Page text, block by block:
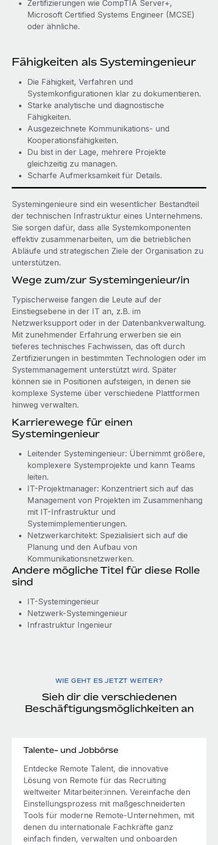
Zertifizierungen wie CompTIA Server+,
Microsoft Certified Systems Engineer (MCSE)
oder ähnliche.
Fähigkeiten als Systemingenieur
Die Fähigkeit, Verfahren und
Systemkonfigurationen klar zu dokumentieren.
Starke analytische und diagnostische
Fähigkeiten.
Ausgezeichnete Kommunikations- und
Kooperationsfähigkeiten.
Du bist in der Lage, mehrere Projekte
gleichzeitig zu managen.
Scharfe Aufmerksamkeit für Details.
Systemingenieure sind ein wesentlicher Bestandteil
der technischen Infrastruktur eines Unternehmens.
Sie sorgen dafür, dass alle Systemkomponenten
effektiv zusammenarbeiten, um die betrieblichen
Abläufe und strategischen Ziele der Organisation zu
unterstützen.
Wege zum/zur Systemingenieur/in
Typischerweise fangen die Leute auf der
Einstiegsebene in der IT an, z.B. im
Netzwerksupport oder in der Datenbankverwaltung.
Mit zunehmender Erfahrung erwerben sie ein
tieferes technisches Fachwissen, das oft durch
Zertifizierungen in bestimmten Technologien oder im
Systemmanagement unterstützt wird. Später
können sie in Positionen aufsteigen, in denen sie
komplexe Systeme über verschiedene Plattformen
hinweg verwalten.
Karrierewege für einen
Systemingenieur
Leitender Systemingenieur: Übernimmt größere,
komplexere Systemprojekte und kann Teams
leiten.
IT-Projektmanager: Konzentriert sich auf das
Management von Projekten im Zusammenhang
mit IT-Infrastruktur und
Systemimplementierungen.
Netzwerkarchitekt: Spezialisiert sich auf die
Planung und den Aufbau von
Kommunikationsnetzwerken.
Andere mögliche Titel für diese Rolle
sind
IT-Systemingenieur
Netzwerk-Systemingenieur
Infrastruktur Ingenieur
WIE GEHT ES JETZT WEITER?
Sieh dir die verschiedenen
Beschäftigungsmöglichkeiten an
Talente- und Jobbörse
Entdecke Remote Talent, die innovative
Lösung von Remote für das Recruiting
weltweiter Mitarbeiter:innen. Vereinfache den
Einstellungsprozess mit maßgeschneiderten
Tools für moderne Remote-Unternehmen, mit
denen du internationale Fachkräfte ganz
einfach finden, verwalten und onboarden